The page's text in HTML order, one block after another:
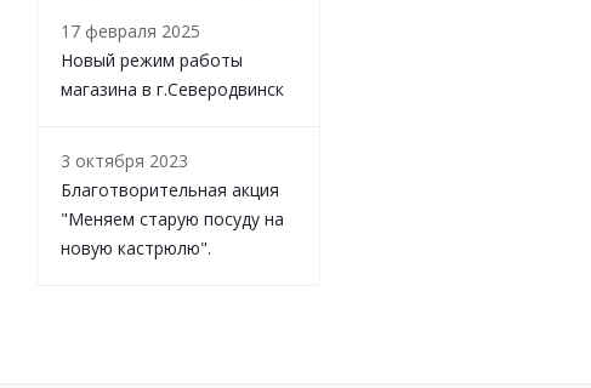
17 февраля 2025
Новый режим работы
магазина в г.Северодвинск
3 октября 2023
Благотворительная акция
"Меняем старую посуду на
новую кастрюлю".